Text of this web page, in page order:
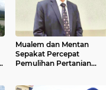
Mualem dan Mentan
Sepakat Percepat
Pemulihan Pertanian